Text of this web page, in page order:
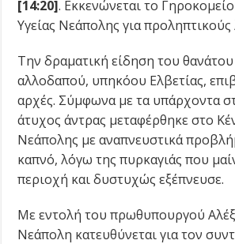
[14:20]. Εκκενώνεται το
Υγείας Νεάπολης για προληπτικούς
Την δραματική είδηση του
αλλοδαπού, υπηκόου Ελβετίας,
αρχές. Σύμφωνα με τα υπάρχοντα
άτυχος άντρας μεταφέρθηκε στο
Νεάπολης με αναπνευστικά
καπνό, λόγω της πυρκαγιάς που
περιοχή και δυστυχώς εξέπνευσε.
Με εντολή του πρωθυπουργού
Νεάπολη κατευθύνεται για τον